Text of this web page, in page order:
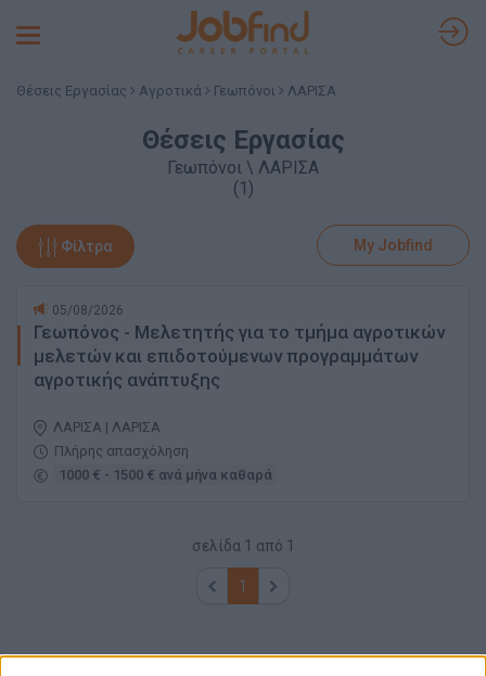
Toggle
Θέσεις Εργασίας Αγροτικά Γεωπόνοι ΛΑΡΙΣΑ
Θέσεις Εργασίας
Γεωπόνοι \ ΛΑΡΙΣΑ
(1)
Φίλτρα My Jobfind
05/08/2026
Γεωπόνος - Μελετητής για το τμήμα αγροτικών
μελετών και επιδοτούμενων προγραμμάτων
αγροτικής ανάπτυξης
ΛΑΡΙΣΑ | ΛΑΡΙΣΑ
Πλήρης απασχόληση
1000 € - 1500 € ανά μήνα καθαρά
σελίδα 1 από 1
1